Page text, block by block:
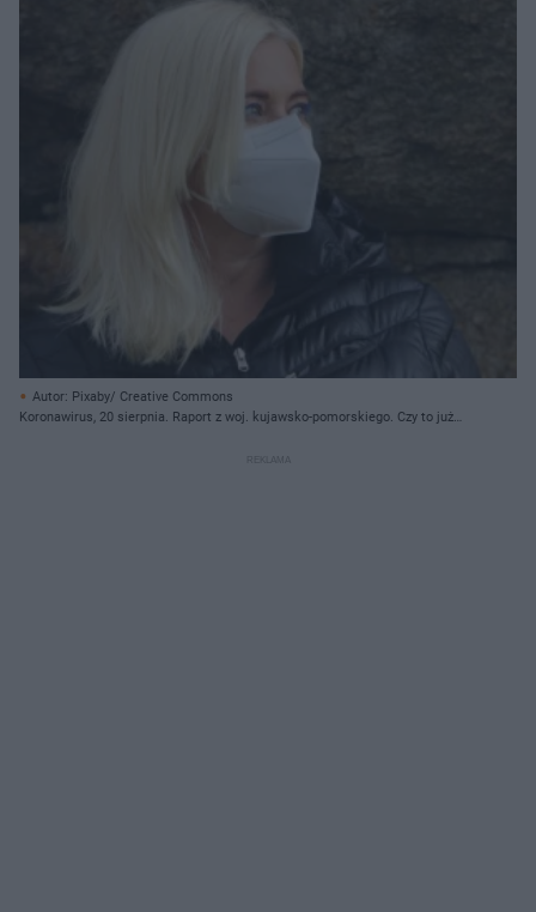
Autor: Pixaby/ Creative Commons
Koronawirus, 20 sierpnia. Raport z woj. kujawsko-pomorskiego. Czy to już